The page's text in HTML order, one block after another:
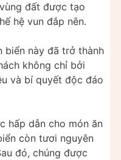
đất được tạo
hệ vun đắp nên.
biển này đã trở thành
không chỉ bởi
và bí quyết độc đáo
hấp dẫn cho món ăn
còn tươi nguyên
đó, chúng được